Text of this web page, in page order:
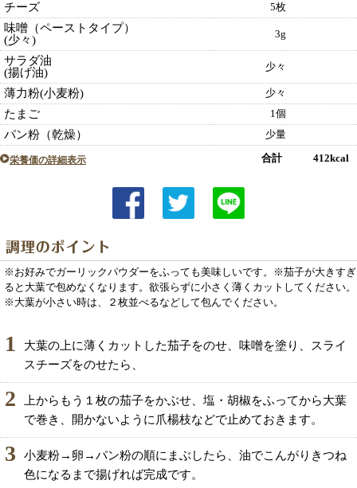
チーズ 5枚
味噌（ペーストタイプ）
(少々)
3g
サラダ油
(揚げ油)
少々
薄力粉(小麦粉) 少々
たまご 1個
パン粉（乾燥） 少量
栄養価の詳細表示 合計 412kcal
※お好みでガーリックパウダーをふっても美味しいです。※茄子が大きすぎ
ると大葉で包めなくなります。欲張らずに小さく薄くカットしてください。
※大葉が小さい時は、２枚並べるなどして包んでください。
1
大葉の上に薄くカットした茄子をのせ、味噌を塗り、スライ
スチーズをのせたら、
2
上からもう１枚の茄子をかぶせ、塩・胡椒をふってから大葉
で巻き、開かないように爪楊枝などで止めておきます。
3
小麦粉→卵→パン粉の順にまぶしたら、油でこんがりきつね
色になるまで揚げれば完成です。